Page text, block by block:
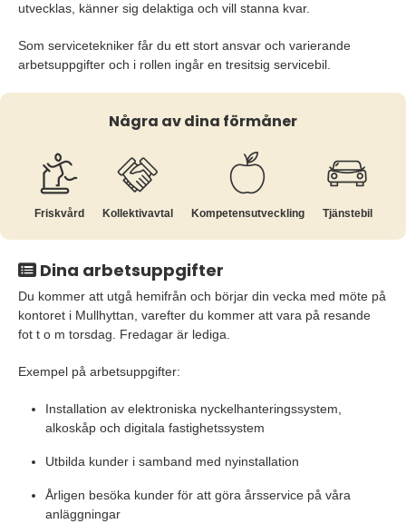
utvecklas, känner sig delaktiga och vill stanna kvar.
Som servicetekniker får du ett stort ansvar och varierande
arbetsuppgifter och i rollen ingår en tresitsig servicebil.
Några av dina förmåner
Friskvård Kollektiv­avtal Kompetens­utveckling Tjänstebil
Dina arbetsuppgifter
Du kommer att utgå hemifrån och börjar din vecka med möte på
kontoret i Mullhyttan, varefter du kommer att vara på resande
fot t o m torsdag. Fredagar är lediga.
Exempel på arbetsuppgifter:
Installation av elektroniska nyckelhanteringssystem,
alkoskåp och digitala fastighetssystem
Utbilda kunder i samband med nyinstallation
Årligen besöka kunder för att göra årsservice på våra
anläggningar